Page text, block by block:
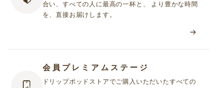
合い、すべての人に最高の一杯と、 より豊かな時間
を、直接お届けします。
会員プレミアムステージ
ドリップポッドストアでご購入いただいたすべての